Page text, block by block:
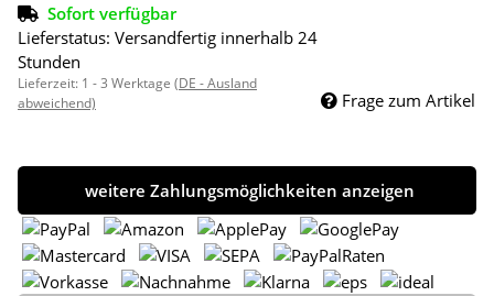
Sofort verfügbar
Lieferstatus: Versandfertig innerhalb 24
Stunden
Lieferzeit: 1 - 3 Werktage (DE - Ausland
abweichend)
Frage zum Artikel
weitere Zahlungsmöglichkeiten anzeigen